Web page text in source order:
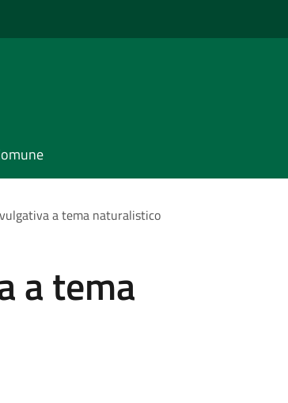
a tema naturalistico
a tema